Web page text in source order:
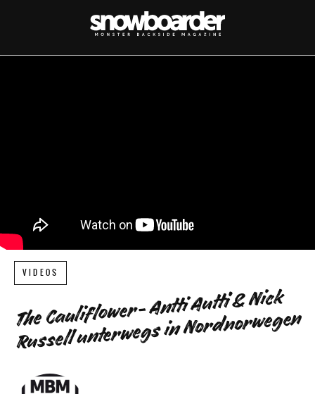
VIDEOS
The Cauliflower- Antti Autti & Nick
Russell unterwegs in Nordnorwegen